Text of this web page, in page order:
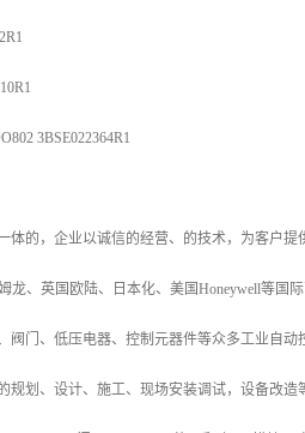
3BSE022364R1
体的，企业以诚信的经营、的技术，为客户
龙、英国欧陆、日本化、美国Honeywell等国
阀门、低压电器、控制元器件等众多工业自
规划、设计、施工、现场安装调试，设备改造